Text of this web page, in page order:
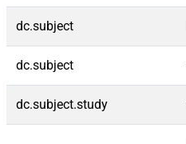
dc.subject
dc.subject
dc.subject.study